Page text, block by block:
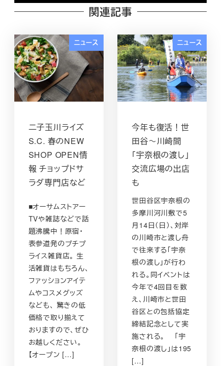
関連記事
ニュース
二子玉川ライズ
S.C. 春のNEW
SHOP OPEN情
報 チョップドサ
ラダ専門店など
■オーサムストアー
TVや雑誌などで話
題沸騰中！原宿・
表参道発のプチプ
ライス雑貨店。 生
活雑貨はもちろん、
ファッションアイテ
ムやコスメグッズ
なども、 驚きの低
価格で取り揃えて
おりますので、ぜひ
お越しください。
【オープン […]
ニュース
今年も復活！世
田谷～川崎間
「宇奈根の渡し」
交流広場の出店
も
世田谷区宇奈根の
多摩川河川敷で5
月14日（日）、対岸
の川崎市と渡し舟
で往来する「宇奈
根の渡し」が行わ
れる。同イベントは
今年で4回目を数
え、川崎市と世田
谷区との包括協定
締結記念として実
施される。 「宇
奈根の渡し」は195
[…]